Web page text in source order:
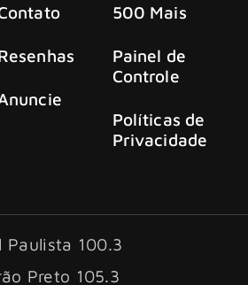
500 Mais
Painel de
Controle
Políticas de
Privacidade
Paulista 100.3
Preto 105.3